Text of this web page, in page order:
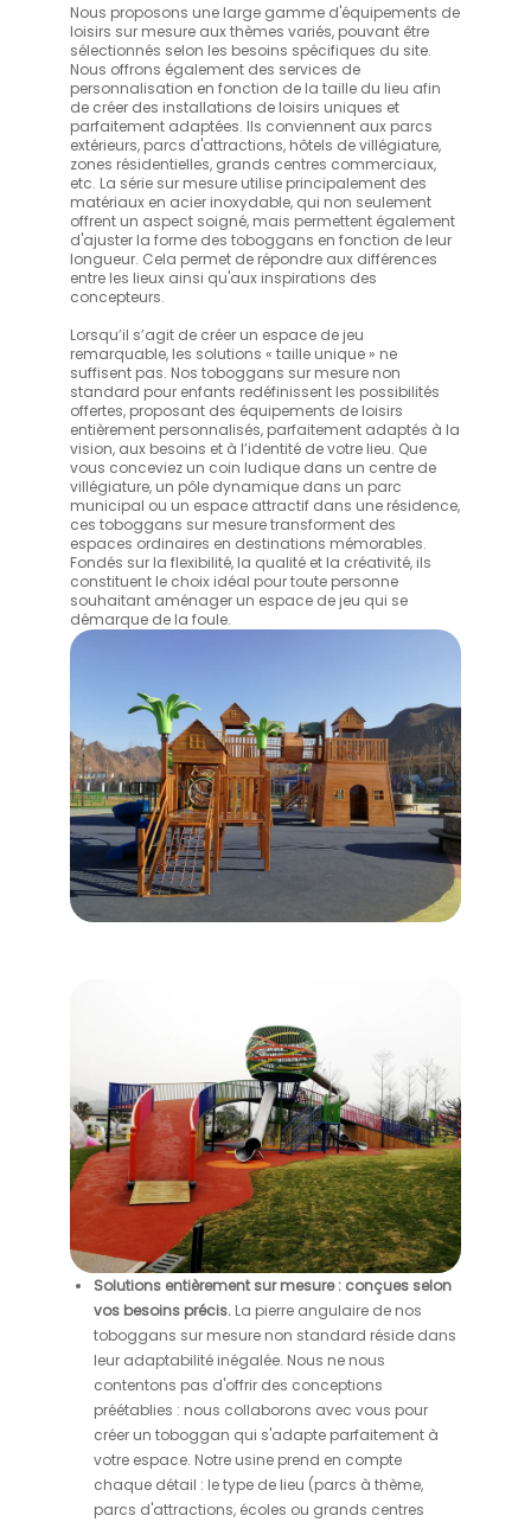
Nous proposons une large gamme d'équipements de
loisirs sur mesure aux thèmes variés, pouvant être
sélectionnés selon les besoins spécifiques du site.
Nous offrons également des services de
personnalisation en fonction de la taille du lieu afin
de créer des installations de loisirs uniques et
parfaitement adaptées. Ils conviennent aux parcs
extérieurs, parcs d'attractions, hôtels de villégiature,
zones résidentielles, grands centres commerciaux,
etc. La série sur mesure utilise principalement des
matériaux en acier inoxydable, qui non seulement
offrent un aspect soigné, mais permettent également
d'ajuster la forme des toboggans en fonction de leur
longueur. Cela permet de répondre aux différences
entre les lieux ainsi qu'aux inspirations des
concepteurs.
Lorsqu’il s’agit de créer un espace de jeu
remarquable, les solutions « taille unique » ne
suffisent pas. Nos toboggans sur mesure non
standard pour enfants redéfinissent les possibilités
offertes, proposant des équipements de loisirs
entièrement personnalisés, parfaitement adaptés à la
vision, aux besoins et à l’identité de votre lieu. Que
vous conceviez un coin ludique dans un centre de
villégiature, un pôle dynamique dans un parc
municipal ou un espace attractif dans une résidence,
ces toboggans sur mesure transforment des
espaces ordinaires en destinations mémorables.
Fondés sur la flexibilité, la qualité et la créativité, ils
constituent le choix idéal pour toute personne
souhaitant aménager un espace de jeu qui se
démarque de la foule.
Solutions entièrement sur mesure : conçues selon
vos besoins précis. La pierre angulaire de nos
toboggans sur mesure non standard réside dans
leur adaptabilité inégalée. Nous ne nous
contentons pas d'offrir des conceptions
préétablies : nous collaborons avec vous pour
créer un toboggan qui s'adapte parfaitement à
votre espace. Notre usine prend en compte
chaque détail : le type de lieu (parcs à thème,
parcs d'attractions, écoles ou grands centres